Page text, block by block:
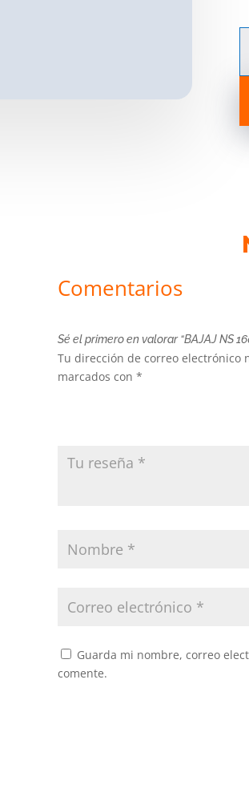
Comentarios
Sé el primero en valorar “BAJAJ NS
Tu dirección de correo electrónico
marcados con*
Guarda mi nombre, correo
comente.